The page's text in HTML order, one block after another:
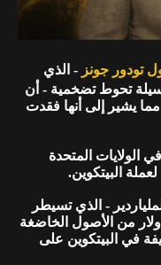
تودور جونز - الذي
وسيلة تحوط تضخمية - أن
مما يشير إلى أنها فقدت
الولايات المتحدة
البيتكوين.
- الذي تسيطر
من 40 ملياردير دولار من الأصول الخاضغة
في البيتكوين على